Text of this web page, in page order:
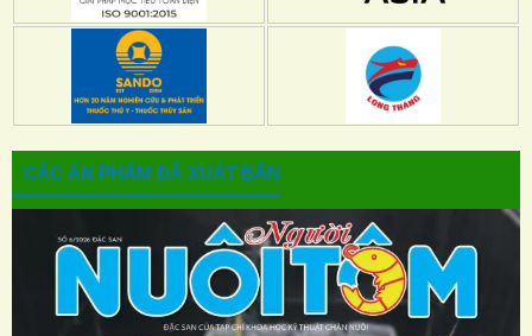
CÁC ẤN PHẨM ĐÃ XUẤT BẢN